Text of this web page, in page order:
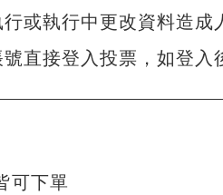
或執行中更改資料造成
直接登入投票，如登
可下單